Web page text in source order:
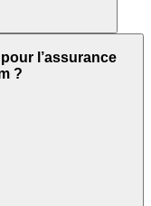
l’assurance
?